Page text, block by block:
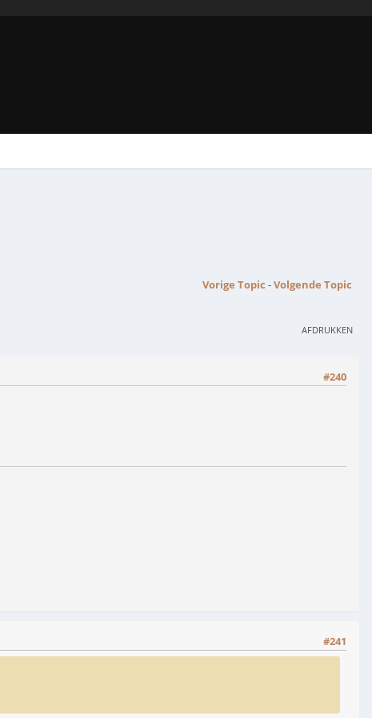
Vorige Topic -Volgende Topic
AFDRUKKEN
#240
#241